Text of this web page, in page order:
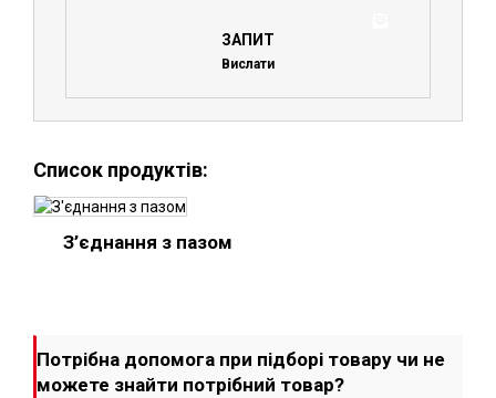
ЗАПИТ
Вислати
Список продуктів:
З’єднання з пазом
Потрібна допомога при підборі товару чи не
можете знайти потрібний товар?